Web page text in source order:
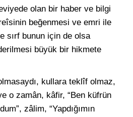
olan bir haber ve bilgi
beğenmesi ve emri ile
sırf bunun için de olsa
büyük bir hikmete
kullara teklîf olmaz,
o zamân, kâfir, “Ben küfrün
zâlim, “Yapdığımın